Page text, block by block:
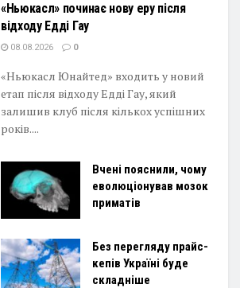
«Ньюкасл» починає нову еру після
відходу Едді Гау
08.08.2026 0
«Ньюкасл Юнайтед» входить у новий
етап після відходу Едді Гау, який
залишив клуб після кількох успішних
років....
Вчені пояснили, чому
еволюціонував мозок
приматів
Без перегляду прайс-
кепів Україні буде
складніше